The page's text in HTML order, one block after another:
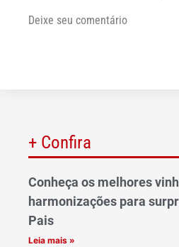
Deixe seu comentário
+ Confira
Conheça os melhores
harmonizações para
Pais
Leia mais »